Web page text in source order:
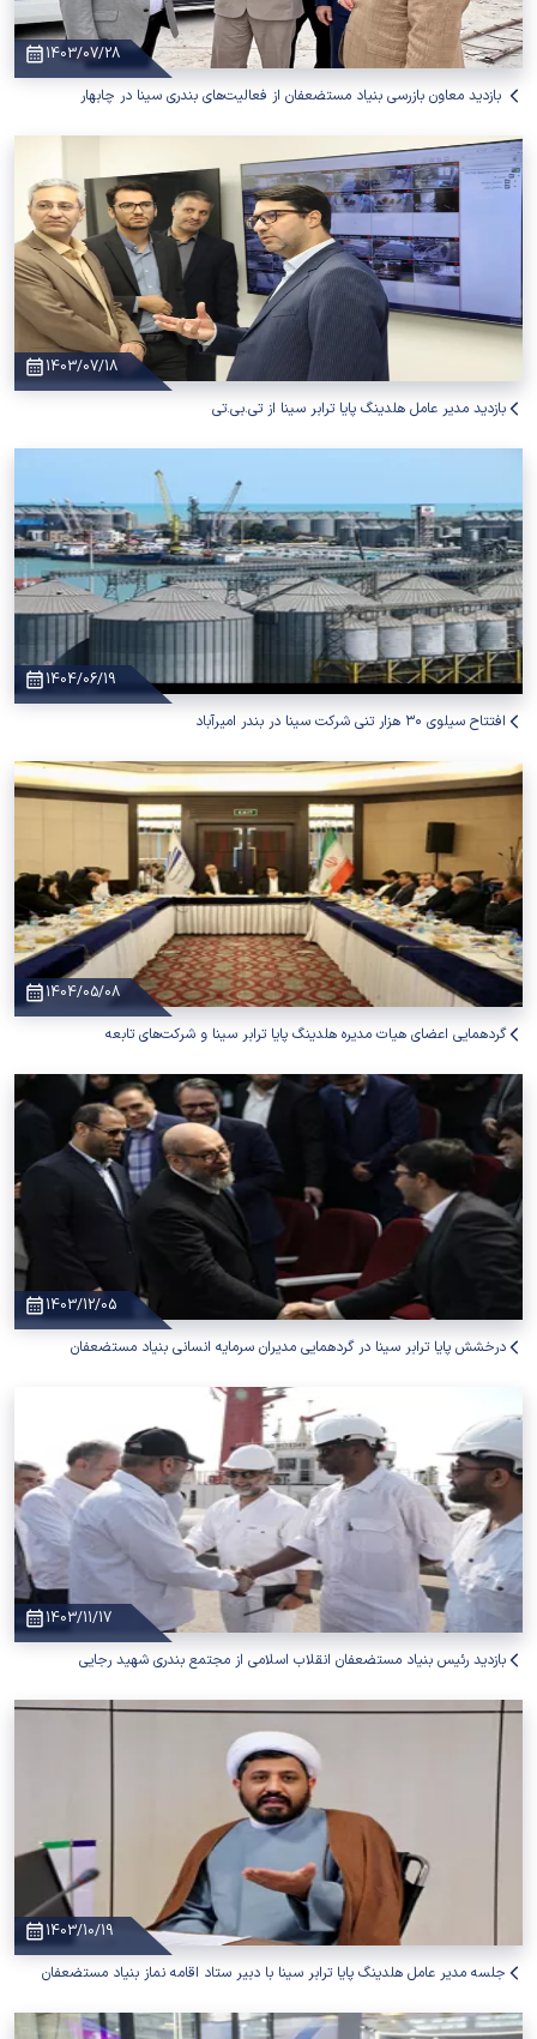
بازدید معاون بازرسی بنیاد مستضعفان از فعالیت‌های بندری سینا در چابهار
1403/07/28
بازدید مدیر عامل هلدینگ پایا ترابر سینا از تی.بی.تی
1403/07/18
افتتاح سیلوی ۳۰ هزار تنی شرکت سینا در بندر امیرآباد
1404/06/19
گردهمایی اعضای هیات مدیره هلدینگ پایا ترابر سینا و شرکت‌های تابعه
1404/05/08
درخشش پایا ترابر سینا در گردهمایی مدیران سرمایه انسانی بنیاد مستضعفان
1403/12/05
بازدید رئیس بنیاد مستضعفان انقلاب اسلامی از مجتمع بندری شهید رجایی
1403/11/17
جلسه مدیر عامل هلدینگ پایا ترابر سینا با دبیر ستاد اقامه نماز بنیاد مستضعفان
1403/10/19